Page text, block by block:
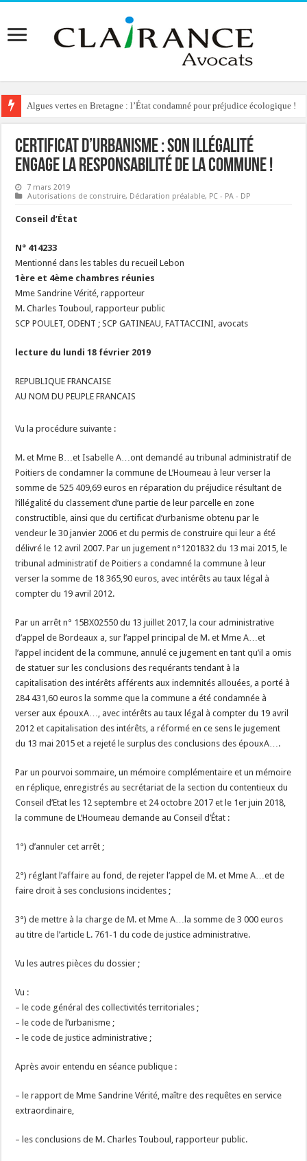
Algues vertes en Bretagne : l’État condamné pour préjudice écologique !
Certificat d’Urbanisme : son illégalité
engage la responsabilité de la commune !
7 mars 2019
Autorisations de construire, Déclaration préalable, PC - PA - DP
Conseil d’État
N° 414233
Mentionné dans les tables du recueil Lebon
1ère et 4ème chambres réunies
Mme Sandrine Vérité, rapporteur
M. Charles Touboul, rapporteur public
SCP POULET, ODENT ; SCP GATINEAU, FATTACCINI, avocats
lecture du lundi 18 février 2019
REPUBLIQUE FRANCAISE
AU NOM DU PEUPLE FRANCAIS
Vu la procédure suivante :
M. et Mme B…et Isabelle A…ont demandé au tribunal administratif de
Poitiers de condamner la commune de L’Houmeau à leur verser la
somme de 525 409,69 euros en réparation du préjudice résultant de
l’illégalité du classement d’une partie de leur parcelle en zone
constructible, ainsi que du certificat d’urbanisme obtenu par le
vendeur le 30 janvier 2006 et du permis de construire qui leur a été
délivré le 12 avril 2007. Par un jugement n°1201832 du 13 mai 2015, le
tribunal administratif de Poitiers a condamné la commune à leur
verser la somme de 18 365,90 euros, avec intérêts au taux légal à
compter du 19 avril 2012.
Par un arrêt n° 15BX02550 du 13 juillet 2017, la cour administrative
d’appel de Bordeaux a, sur l’appel principal de M. et Mme A…et
l’appel incident de la commune, annulé ce jugement en tant qu’il a omis
de statuer sur les conclusions des requérants tendant à la
capitalisation des intérêts afférents aux indemnités allouées, a porté à
284 431,60 euros la somme que la commune a été condamnée à
verser aux épouxA…, avec intérêts au taux légal à compter du 19 avril
2012 et capitalisation des intérêts, a réformé en ce sens le jugement
du 13 mai 2015 et a rejeté le surplus des conclusions des épouxA….
Par un pourvoi sommaire, un mémoire complémentaire et un mémoire
en réplique, enregistrés au secrétariat de la section du contentieux du
Conseil d’Etat les 12 septembre et 24 octobre 2017 et le 1er juin 2018,
la commune de L’Houmeau demande au Conseil d’État :
1°) d’annuler cet arrêt ;
2°) réglant l’affaire au fond, de rejeter l’appel de M. et Mme A…et de
faire droit à ses conclusions incidentes ;
3°) de mettre à la charge de M. et Mme A…la somme de 3 000 euros
au titre de l’article L. 761-1 du code de justice administrative.
Vu les autres pièces du dossier ;
Vu :
– le code général des collectivités territoriales ;
– le code de l’urbanisme ;
– le code de justice administrative ;
Après avoir entendu en séance publique :
– le rapport de Mme Sandrine Vérité, maître des requêtes en service
extraordinaire,
– les conclusions de M. Charles Touboul, rapporteur public.